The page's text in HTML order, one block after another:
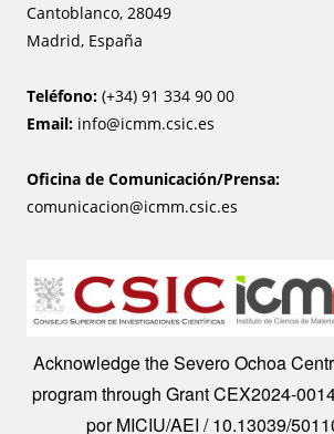
Cantoblanco, 28049
Madrid, España
Teléfono: (+34) 91 334 90 00
Email: info@icmm.csic.es
Oficina de Comunicación/Prensa:
comunicacion@icmm.csic.es
Image
Acknowledge the Severo Ochoa
program through Grant CEX2024-
por MICIU/AEI / 10.13039/